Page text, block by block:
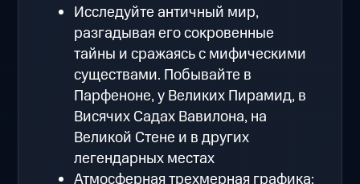
Исследуйте античный мир,
разгадывая его сокровенные
тайны и сражаясь с мифическими
существами. Побывайте в
Парфеноне, у Великих Пирамид, в
Висячих Садах Вавилона, на
Великой Стене и в других
легендарных местах
Атмосферная трехмерная графика: